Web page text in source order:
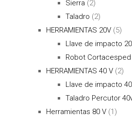
Sierra (2)
Taladro (2)
HERRAMIENTAS 20V (5)
Llave de impacto
Robot Cortacesped
HERRAMIENTAS 40 V (2)
Llave de impacto
Taladro Percutor
Herramientas 80 V (1)